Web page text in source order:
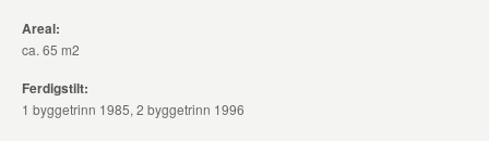
Areal:
ca. 65 m2
Ferdigstilt:
1 byggetrinn 1985, 2 byggetrinn 1996